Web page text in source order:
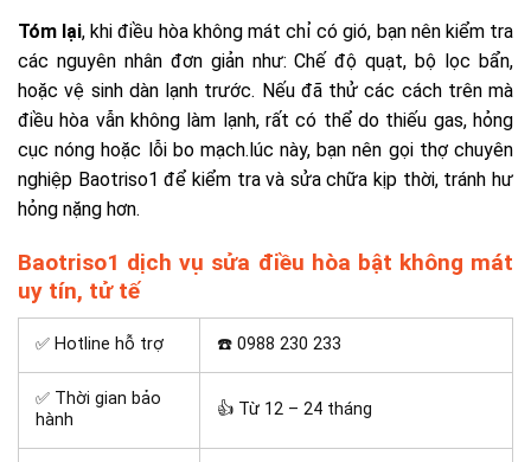
Tóm lại, khi điều hòa không mát chỉ có gió, bạn nên kiểm tra
các nguyên nhân đơn giản như: Chế độ quạt, bộ lọc bẩn,
hoặc vệ sinh dàn lạnh trước. Nếu đã thử các cách trên mà
điều hòa vẫn không làm lạnh, rất có thể do thiếu gas, hỏng
cục nóng hoặc lỗi bo mạch.lúc này, bạn nên gọi thợ chuyên
nghiệp Baotriso1 để kiểm tra và sửa chữa kịp thời, tránh hư
hỏng nặng hơn.
Baotriso1 dịch vụ sửa điều hòa bật không mát
uy tín, tử tế
✅ Hotline hỗ trợ ☎️ 0988 230 233
✅ Thời gian bảo
hành
👍 Từ 12 – 24 tháng